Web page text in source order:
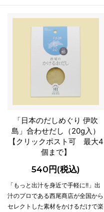
「日本のだしめぐり 伊吹
島」合わせだし（20g入）
【クリックポスト可 最大4
個まで】
540円(税込)
「もっと出汁を身近で手軽に!!」出
汁のプロである西尾商店が全国から
セレクトした素材をかけるだけで楽